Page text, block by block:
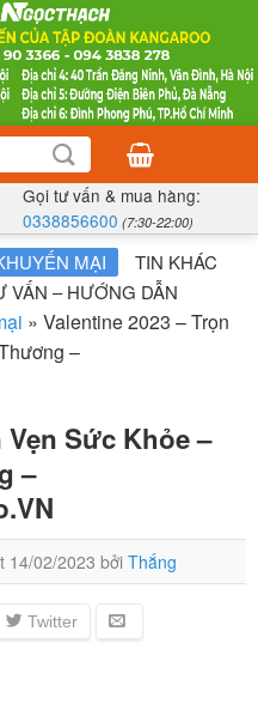
Gọi tư vấn & mua hàng:
0338856600 (7:30-22:00)
MẠI
TIN KHÁC
VẤN – HƯỚNG DẪN
» Valentine 2023 – Trọn
–
Vẹn Sức Khỏe –
–
14/02/2023 bởi Thắng